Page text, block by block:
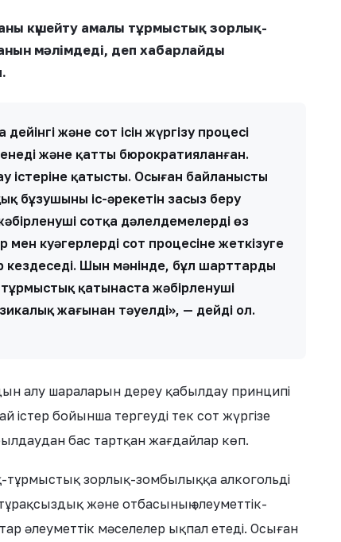
күшейту амалы тұрмыстық зорлық-
мәлімдеді, деп хабарлайды
және сот ісін жүргізу процесі
және қатты бюрократияланған.
істеріне қатысты. Осыған байланысты
іс-әрекетін заңсыз беру
сотқа дәлелдемелерді өз
куәгерлерді сот процесіне жеткізуге
Шын мәнінде, бұл шарттарды
қатынаста жәбірленуші
жағынан тәуелді», — дейді ол.
алу шараларын дереу қабылдау принципі
істер бойынша тергеуді тек сот жүргізе
бас тартқан жағдайлар көп.
тұрмыстық зорлық-зомбылыққа алкогольді
және отбасының әлеуметтік-
әлеуметтік мәселелер ықпал етеді. Осыған